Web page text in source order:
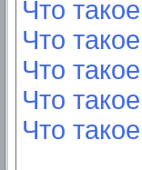
Что
Что
Что
Что
Что